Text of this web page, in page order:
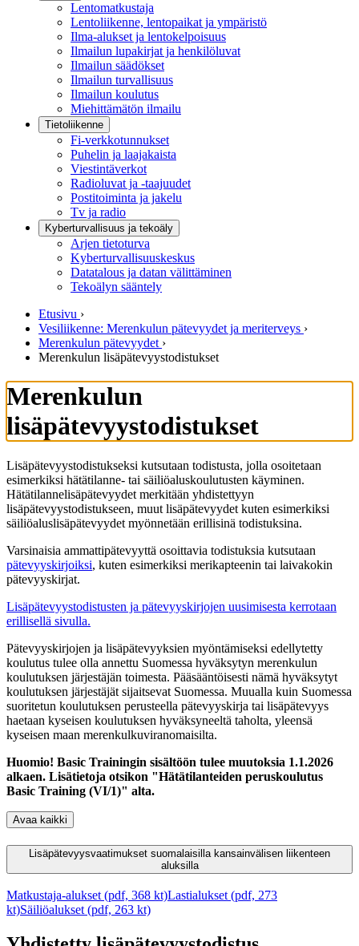
Lentomatkustaja
Lentoliikenne, lentopaikat ja ympäristö
Ilma-alukset ja lentokelpoisuus
Ilmailun lupakirjat ja henkilöluvat
Ilmailun säädökset
Ilmailun turvallisuus
Ilmailun koulutus
Miehittämätön ilmailu
Tietoliikenne
Fi-verkkotunnukset
Puhelin ja laajakaista
Viestintäverkot
Radioluvat ja -taajuudet
Postitoiminta ja jakelu
Tv ja radio
Kyberturvallisuus ja tekoäly
Arjen tietoturva
Kyberturvallisuuskeskus
Datatalous ja datan välittäminen
Tekoälyn sääntely
Etusivu ›
Vesiliikenne: Merenkulun pätevyydet ja meriterveys ›
Merenkulun pätevyydet ›
Merenkulun lisäpätevyystodistukset
Merenkulun
lisäpätevyystodistukset
Lisäpätevyystodistukseksi kutsutaan todistusta, jolla osoitetaan
esimerkiksi hätätilanne- tai säiliöaluskoulutusten käyminen.
Hätätilannelisäpätevyydet merkitään yhdistettyyn
lisäpätevyystodistukseen, muut lisäpätevyydet kuten esimerkiksi
säiliöaluslisäpätevyydet myönnetään erillisinä todistuksina.
Varsinaisia ammattipätevyyttä osoittavia todistuksia kutsutaan
pätevyyskirjoiksi, kuten esimerkiksi merikapteenin tai laivakokin
pätevyyskirjat.
Lisäpätevyystodistusten ja pätevyyskirjojen uusimisesta kerrotaan
erillisellä sivulla.
Pätevyyskirjojen ja lisäpätevyyksien myöntämiseksi edellytetty
koulutus tulee olla annettu Suomessa hyväksytyn merenkulun
koulutuksen järjestäjän toimesta. Pääsääntöisesti nämä hyväksytyt
koulutuksen järjestäjät sijaitsevat Suomessa. Muualla kuin Suomessa
suoritetun koulutuksen perusteella pätevyyskirja tai lisäpätevyys
haetaan kyseisen koulutuksen hyväksyneeltä taholta, yleensä
kyseisen maan merenkulkuviranomaisilta.
Huomio! Basic Trainingin sisältöön tulee muutoksia 1.1.2026
alkaen. Lisätietoja otsikon "Hätätilanteiden peruskoulutus
Basic Training (VI/1)" alta.
Avaa kaikki
Lisäpätevyysvaatimukset suomalaisilla kansainvälisen liikenteen
aluksilla
Matkustaja-alukset (pdf, 368 kt)Lastialukset (pdf, 273
kt)Säiliöalukset (pdf, 263 kt)